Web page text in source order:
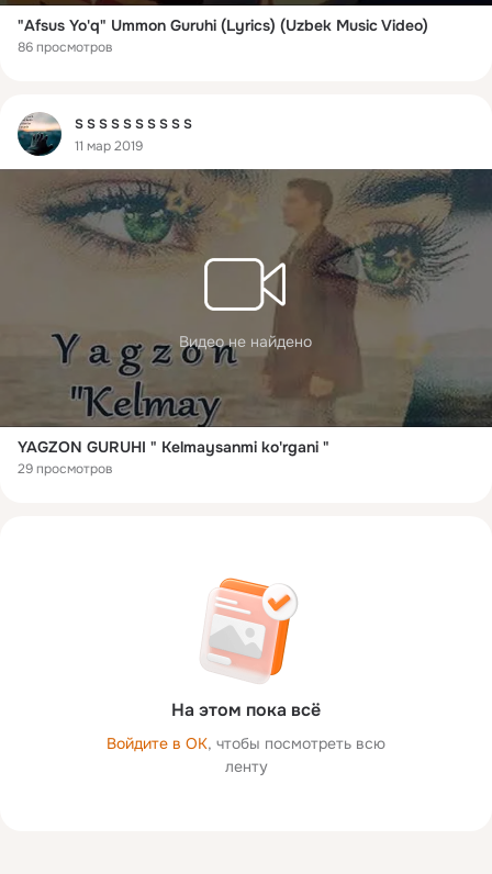
"Afsus Yo'q" Ummon Guruhi (Lyrics) (Uzbek Music Video)
86 просмотров
Фид
S S S S S S S S S S
11 мар 2019
Видео не найдено
YAGZON GURUHI " Kelmaysanmi ko'rgani "
29 просмотров
На этом пока всё
Войдите в ОК, чтобы посмотреть всю
ленту